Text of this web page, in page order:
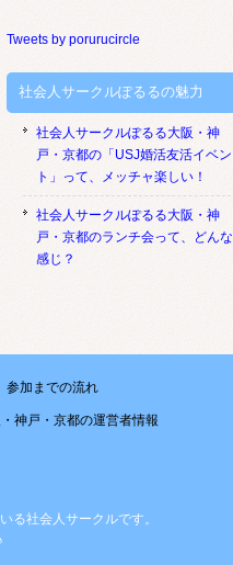
Tweets by porurucircle
社会人サークルぽるるの魅力
社会人サークルぽるる大阪・神
戸・京都の「USJ婚活友活イベン
ト」って、メッチャ楽しい！
社会人サークルぽるる大阪・神
戸・京都のランチ会って、どんな
感じ？
参加までの流れ
神戸・京都の運営者情報
る社会人サークルです。